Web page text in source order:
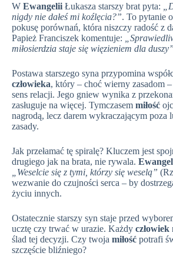
W Ewangelii Łukasza starszy brat pyta:
nigdy nie dałeś mi koźlęcia?”. To pytanie
pokusę porównań, która niszczy radość z
Papież Franciszek komentuje:
miłosierdzia staje się więzieniem dla duszy”
Postawa starszego syna przypomina
człowieka, który – choć wierny zasadom
sens relacji. Jego gniew wynika z
zasługuje na więcej. Tymczasem miłość
nagrodą, lecz darem wykraczającym poza
zasady.
Jak przełamać tę spiralę? Kluczem jest
drugiego jak na brata, nie rywala.
„Weselcie się z tymi, którzy się weselą”
wezwanie do czujności serca – by
życiu innych.
Ostatecznie starszy syn staje przed
ucztę czy trwać w urazie. Każdy człowiek
ślad tej decyzji. Czy twoja miłość potrafi
szczęście bliźniego?